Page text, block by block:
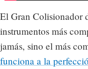
El Gran Colisionador
instrumentos más
jamás, sino el más
funciona a la